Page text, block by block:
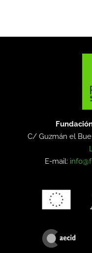
C/ Guzmán el
E-mail: